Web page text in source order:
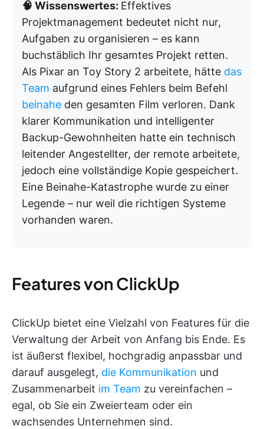
🧠 Wissenswertes: Effektives
Projektmanagement bedeutet nicht nur,
Aufgaben zu organisieren – es kann
buchstäblich Ihr gesamtes Projekt retten.
Als Pixar an Toy Story 2 arbeitete, hätte das
Team aufgrund eines Fehlers beim Befehl
beinahe den gesamten Film verloren. Dank
klarer Kommunikation und intelligenter
Backup-Gewohnheiten hatte ein technisch
leitender Angestellter, der remote arbeitete,
jedoch eine vollständige Kopie gespeichert.
Eine Beinahe-Katastrophe wurde zu einer
Legende – nur weil die richtigen Systeme
vorhanden waren.
Features von ClickUp
ClickUp bietet eine Vielzahl von Features für die
Verwaltung der Arbeit von Anfang bis Ende. Es
ist äußerst flexibel, hochgradig anpassbar und
darauf ausgelegt, die Kommunikation und
Zusammenarbeit im Team zu vereinfachen –
egal, ob Sie ein Zweierteam oder ein
wachsendes Unternehmen sind.